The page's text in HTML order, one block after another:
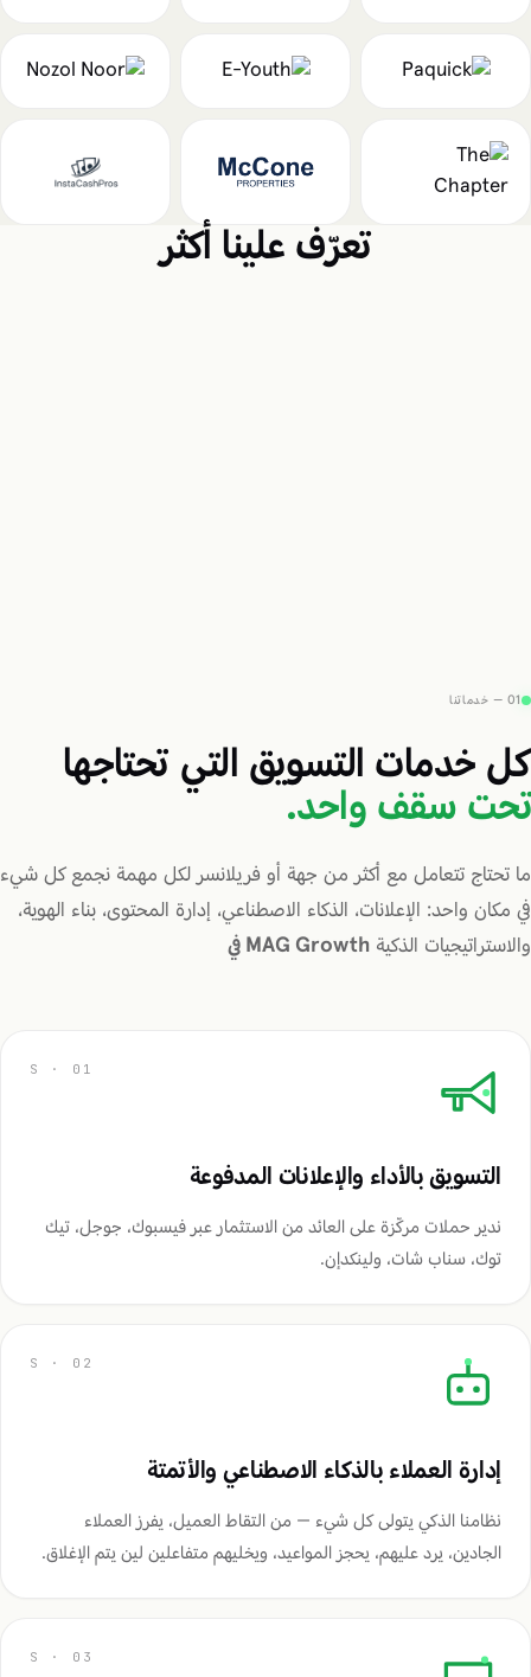
تعرّف علينا أكثر
01 — خدماتنا
كل خدمات التسويق التي تحتاجها
تحت سقف واحد.
ما تحتاج تتعامل مع أكثر من جهة أو فريلانسر لكل مهمة نجمع كل شيء
في مكان واحد: الإعلانات، الذكاء الاصطناعي، إدارة المحتوى، بناء الهوية،
والاستراتيجيات الذكية MAG Growth في
التسويق بالأداء والإعلانات المدفوعة
ندير حملات مركّزة على العائد من الاستثمار عبر فيسبوك، جوجل، تيك
توك، سناب شات، ولينكدإن.
إدارة العملاء بالذكاء الاصطناعي والأتمتة
نظامنا الذكي يتولى كل شيء — من التقاط العميل، يفرز العملاء
الجادين، يرد عليهم، يحجز المواعيد، ويخليهم متفاعلين لين يتم الإغلاق.